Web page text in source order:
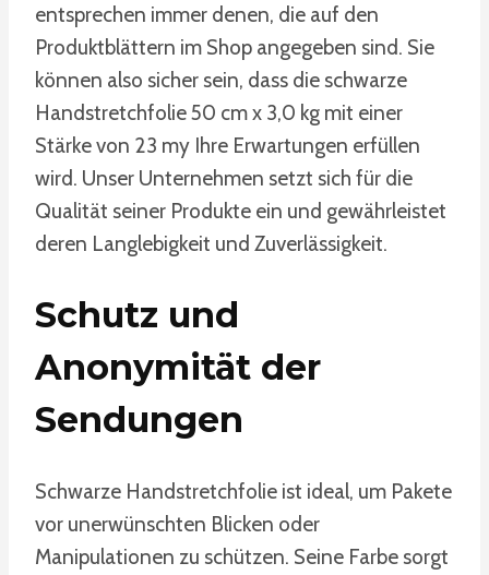
entsprechen immer denen, die auf den
Produktblättern im Shop angegeben sind. Sie
können also sicher sein, dass die schwarze
Handstretchfolie 50 cm x 3,0 kg mit einer
Stärke von 23 my Ihre Erwartungen erfüllen
wird. Unser Unternehmen setzt sich für die
Qualität seiner Produkte ein und gewährleistet
deren Langlebigkeit und Zuverlässigkeit.
Schutz und
Anonymität der
Sendungen
Schwarze Handstretchfolie ist ideal, um Pakete
vor unerwünschten Blicken oder
Manipulationen zu schützen. Seine Farbe sorgt